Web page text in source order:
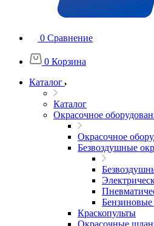
0 Сравнение
0 Корзина
Каталог
Каталог
Окрасочное
Окрасочное
Безвоздушные
Краскопульты
Окрасочные